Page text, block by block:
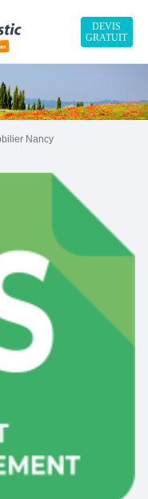
DEVIS
GRATUIT
Nancy